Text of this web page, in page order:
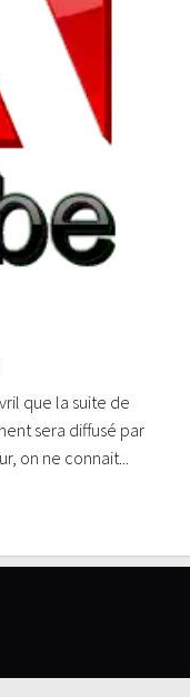
que la suite de
sera diffusé par
on ne connait...